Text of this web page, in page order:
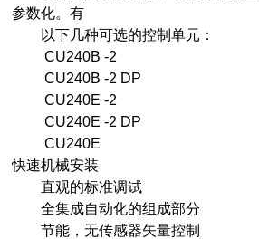
参数化。有
以下几种可选的控制单元：
CU240B -2
CU240B -2 DP
CU240E -2
CU240E -2 DP
CU240E
快速机械安装
直观的标准调试
全集成自动化的组成部分
节能，无传感器矢量控制